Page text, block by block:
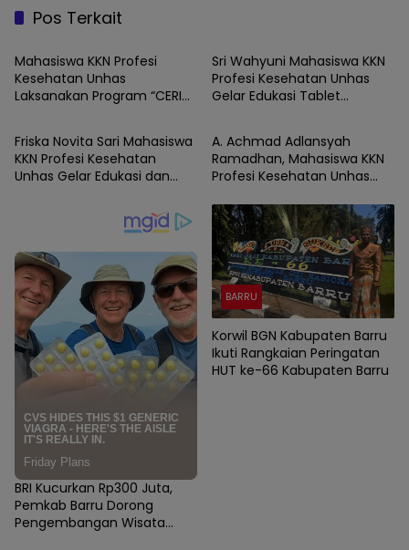
Pos Terkait
BARRU
Mahasiswa KKN Profesi
Kesehatan Unhas
Laksanakan Program “CERIA”,
9 Barru
Sri Wahyuni Mahasiswa KKN
Profesi Kesehatan Unhas
Gelar Edukasi Tablet
Sejak Dini di UPTD SMP
Negeri Satap 9 Barru
BARRU
Friska Novita Sari Mahasiswa
KKN Profesi Kesehatan
Unhas Gelar Edukasi dan
Sejak Dini di SMPN Satap 9
BARRU
A. Achmad Adlansyah
Ramadhan, Mahasiswa KKN
Profesi Kesehatan Unhas
”Gerakan Bersama Cuci
Tangan Pintar”
1 Foto
BARRU
BRI Kucurkan Rp300 Juta,
Pemkab Barru Dorong
Pengembangan Wisata
BARRU
Korwil BGN Kabupaten Barru
Ikuti Rangkaian Peringatan
HUT ke-66 Kabupaten Barru